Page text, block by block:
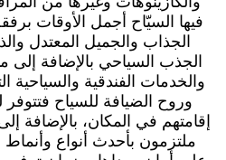
فيها السيّاح أجمل الأوقات
الجذاب والجميل المعتدل
الجذب السياحي بالإضافة إلى
والخدمات الفندقية والسياحية
وروح الضيافة للسياح فتتوفر
إقامتهم في المكان، بالإضافة
ملتزمون بأحدث أنواع